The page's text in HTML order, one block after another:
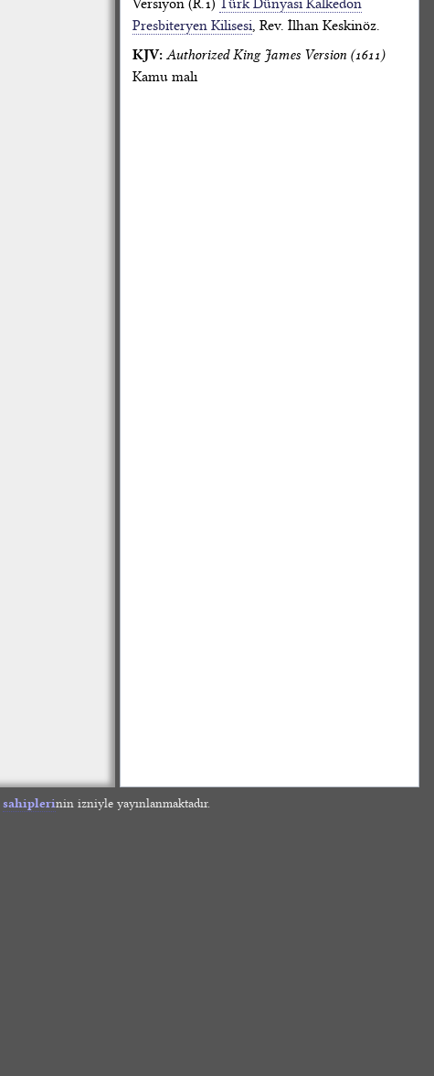
Versiyon (R.1) Türk Dünyası Kalkedon
Presbiteryen Kilisesi, Rev. İlhan Keskinöz.
KJV: Authorized King James Version (1611)
Kamu malı
sahiplerinin izniyle yayınlanmaktadır.